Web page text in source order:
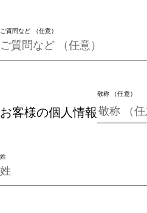
ご質問など （任意）
お客様の個人情報
敬称 （任意）
姓